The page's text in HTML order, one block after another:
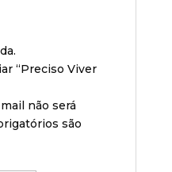
“Preciso Viver
não será
são